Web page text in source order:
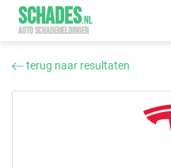
SCHADES.NL
AUTO SCHADEMELDINGEN
terug naar resultaten